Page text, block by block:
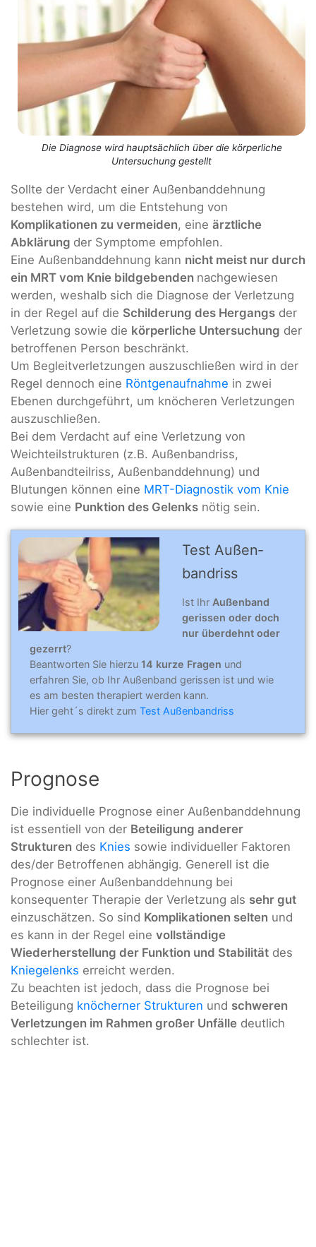
Die Diagnose wird hauptsächlich über die körperliche
Untersuchung gestellt
Sollte der Verdacht einer Außenbanddehnung
bestehen wird, um die Entstehung von
Komplikationen zu vermeiden, eine ärztliche
Abklärung der Symptome empfohlen.
Eine Außenbanddehnung kann nicht meist nur durch
ein MRT vom Knie bildgebenden nachgewiesen
werden, weshalb sich die Diagnose der Verletzung
in der Regel auf die Schilderung des Hergangs der
Verletzung sowie die körperliche Untersuchung der
betroffenen Person beschränkt.
Um Begleitverletzungen auszuschließen wird in der
Regel dennoch eine Röntgenaufnahme in zwei
Ebenen durchgeführt, um knöcheren Verletzungen
auszuschließen.
Bei dem Verdacht auf eine Verletzung von
Weichteilstrukturen (z.B. Außenbandriss,
Außenbandteilriss, Außenbanddehnung) und
Blutungen können eine MRT-Diagnostik vom Knie
sowie eine Punktion des Gelenks nötig sein.
Test Außen­
band­riss
Ist Ihr Außenband
gerissen oder doch
nur überdehnt oder
gezerrt?
Beantworten Sie hierzu 14 kurze Fragen und
erfahren Sie, ob Ihr Außenband gerissen ist und wie
es am besten therapiert werden kann.
Hier geht´s direkt zum Test Außenbandriss
Prognose
Die individuelle Prognose einer Außenbanddehnung
ist essentiell von der Beteiligung anderer
Strukturen des Knies sowie individueller Faktoren
des/der Betroffenen abhängig. Generell ist die
Prognose einer Außenbanddehnung bei
konsequenter Therapie der Verletzung als sehr gut
einzuschätzen. So sind Komplikationen selten und
es kann in der Regel eine vollständige
Wiederherstellung der Funktion und Stabilität des
Kniegelenks erreicht werden.
Zu beachten ist jedoch, dass die Prognose bei
Beteiligung knöcherner Strukturen und schweren
Verletzungen im Rahmen großer Unfälle deutlich
schlechter ist.